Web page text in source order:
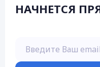
НАЧНЕТСЯ